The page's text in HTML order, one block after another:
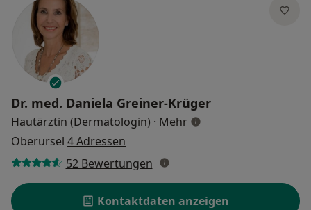
Dr. med. Daniela Greiner-Krüger
Hautärztin (Dermatologin) · Mehrüber Spezialisierungen
Oberursel 4 Adressen
52 Bewertungen
Kontaktdaten anzeigen